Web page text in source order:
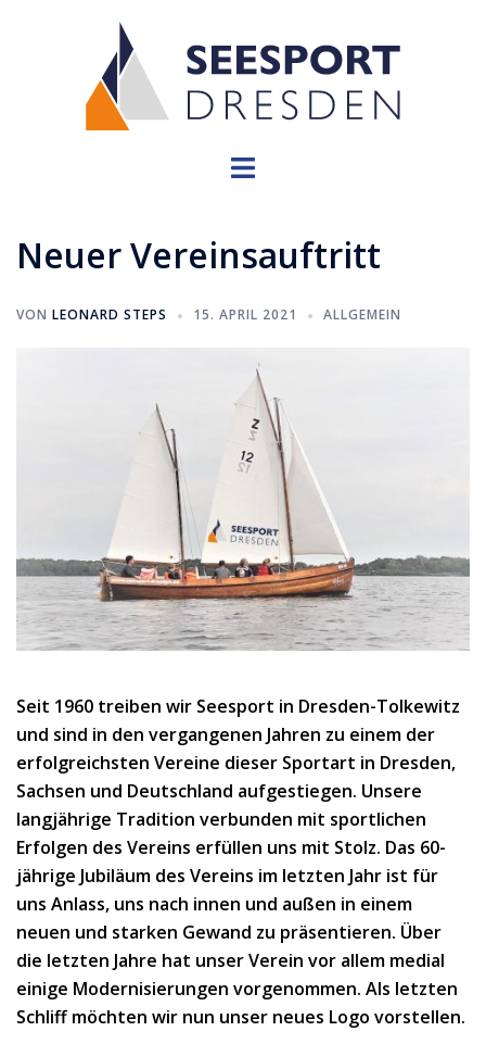
Menü
Neuer Vereinsauftritt
VON LEONARD STEPS 15. APRIL 2021 ALLGEMEIN
Seit 1960 treiben wir Seesport in Dresden-Tolkewitz
und sind in den vergangenen Jahren zu einem der
erfolgreichsten Vereine dieser Sportart in Dresden,
Sachsen und Deutschland aufgestiegen. Unsere
langjährige Tradition verbunden mit sportlichen
Erfolgen des Vereins erfüllen uns mit Stolz. Das 60-
jährige Jubiläum des Vereins im letzten Jahr ist für
uns Anlass, uns nach innen und außen in einem
neuen und starken Gewand zu präsentieren. Über
die letzten Jahre hat unser Verein vor allem medial
einige Modernisierungen vorgenommen. Als letzten
Schliff möchten wir nun unser neues Logo vorstellen.